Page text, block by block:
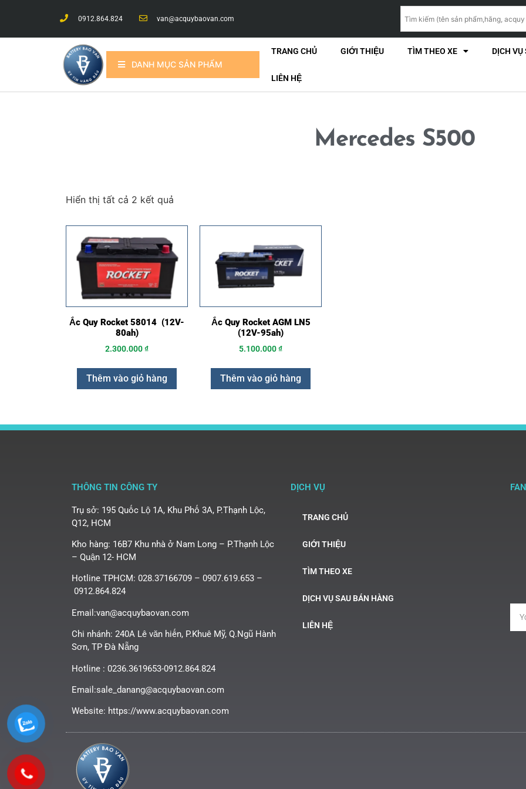
0912.864.824 van@acquybaovan.com
DANH MỤC SẢN PHẨM
TRANG CHỦ GIỚI THIỆU TÌM THEO XE DỊCH VỤ
LIÊN HỆ
Mercedes S500
Hiển thị tất cả 2 kết quả
Ắc Quy Rocket 58014 (12V-
80ah)
2.300.000₫
Thêm vào giỏ hàng
Ắc Quy Rocket AGM LN5
(12V-95ah)
5.100.000₫
Thêm vào giỏ hàng
THÔNG TIN CÔNG TY
Trụ sở: 195 Quốc Lộ 1A, Khu Phố 3A, P.Thạnh Lộc,
Q12, HCM
Kho hàng: 16B7 Khu nhà ở Nam Long – P.Thạnh Lộc
– Quận 12- HCM
Hotline TPHCM: 028.37166709 – 0907.619.653 –
0912.864.824
Email:van@acquybaovan.com
Chi nhánh: 240A Lê văn hiến, P.Khuê Mỹ, Q.Ngũ Hành
Sơn, TP Đà Nẵng
Hotline : 0236.3619653-0912.864.824
Email:sale_danang@acquybaovan.com
Website: https://www.acquybaovan.com
DỊCH VỤ
TRANG CHỦ
GIỚI THIỆU
TÌM THEO XE
DỊCH VỤ SAU BÁN HÀNG
LIÊN HỆ